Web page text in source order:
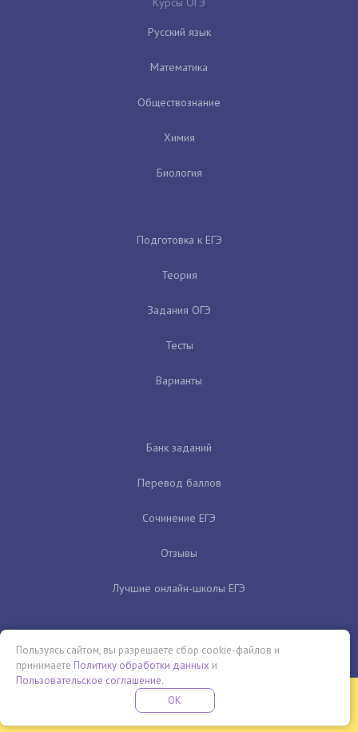
Русский язык
Математика
Обществознание
Химия
Биология
Подготовка к ЕГЭ
Теория
Задания ОГЭ
Тесты
Варианты
Банк заданий
Перевод баллов
Сочинение ЕГЭ
Отзывы
Лучшие онлайн-школы ЕГЭ
Бесплатная летняя школа
ПРОВЕДИ ЭТО ЛЕТО С ПОЛЬЗОЙ
Пользуясь сайтом, вы разрешаете сбор cookie-файлов и
принимаете Политику обработки данных и
Пользовательское соглашение.
OK